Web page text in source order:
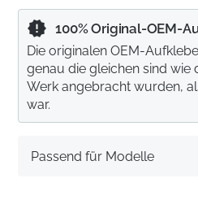
Passend für Modelle
100% Original-OEM-
Die originalen OEM-
genau die gleichen sind wie
Werk angebracht wurden,
war.